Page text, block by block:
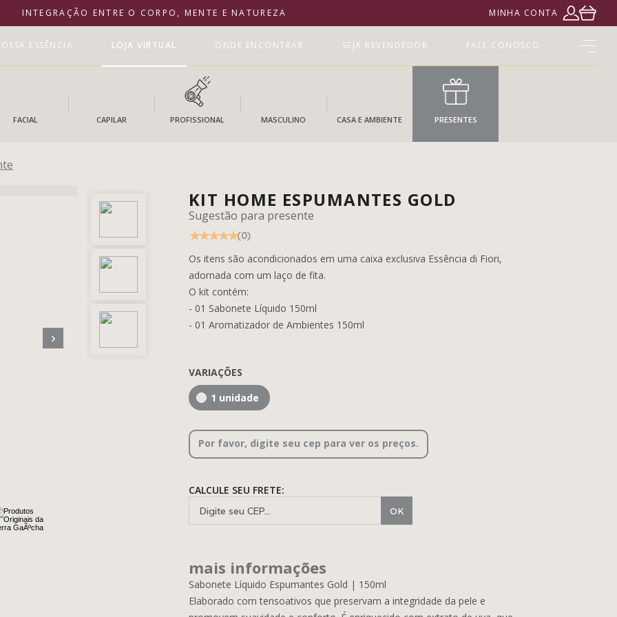
INTEGRAÇÃO ENTRE O CORPO, MENTE E NATUREZA MINHA CONTA
ESSÊNCIA LOJA VIRTUAL ONDE ENCONTRAR SEJA REVENDEDOR FALE CONOSCO
FACIAL CAPILAR PROFISSIONAL MASCULINO CASA E AMBIENTE PRESENTES
›
KIT HOME ESPUMANTES GOLD
Sugestão para presente
(0)
Os itens são acondicionados em uma caixa exclusiva Essência di Fiori,
adornada com um laço de fita.
O kit contém:
- 01 Sabonete Líquido 150ml
- 01 Aromatizador de Ambientes 150ml
VARIAÇÕES
1 unidade
Por favor, digite seu cep para ver os preços.
CALCULE SEU FRETE:
mais informações
Sabonete Líquido Espumantes Gold | 150ml
Elaborado com tensoativos que preservam a integridade da pele e